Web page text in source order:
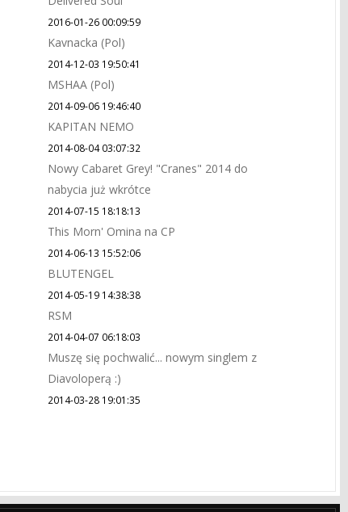
2016-01-26 00:09:59
Kavnacka (Pol)
2014-12-03 19:50:41
MSHAA (Pol)
2014-09-06 19:46:40
KAPITAN NEMO
2014-08-04 03:07:32
Nowy Cabaret Grey! "Cranes" 2014 do
nabycia już wkrótce
2014-07-15 18:18:13
This Morn' Omina na CP
2014-06-13 15:52:06
BLUTENGEL
2014-05-19 14:38:38
RSM
2014-04-07 06:18:03
Muszę się pochwalić... nowym singlem z
Diavoloperą :)
2014-03-28 19:01:35